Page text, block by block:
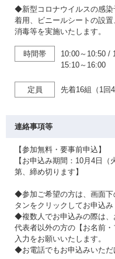
◆新型コロナウイルスの感染
着用、ビニールシートの設
消毒等を実施いたします。
時間帯 10:00～10:50 /
15:10～16:00
定員 先着16組（1回
連絡事項等
【参加無料・要事前申込】
【お申込み期間：10月4日
第、締め切ります】
◆参加ご希望の方は、画面下
タンをクリックしてお申込み
◆複数人でお申込みの際は、
代表者以外の方の【お名前
入力をお願いいたします。
◆お電話でもお申込みいただ